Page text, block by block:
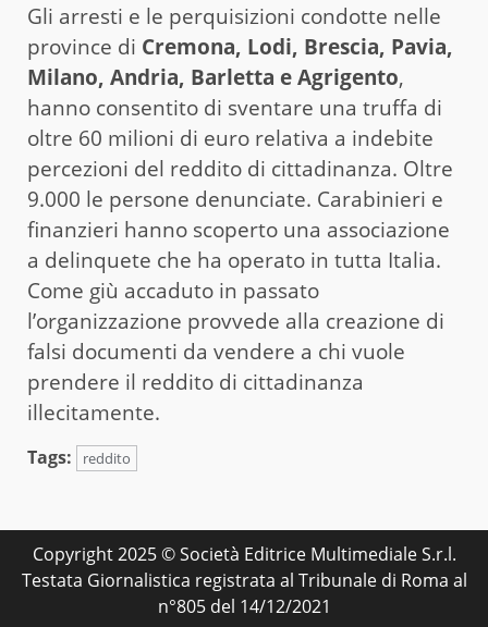
Gli arresti e le perquisizioni condotte nelle
province di Cremona, Lodi, Brescia, Pavia,
Milano, Andria, Barletta e Agrigento,
hanno consentito di sventare una truffa di
oltre 60 milioni di euro relativa a indebite
percezioni del reddito di cittadinanza. Oltre
9.000 le persone denunciate. Carabinieri e
finanzieri hanno scoperto una associazione
a delinquete che ha operato in tutta Italia.
Come giù accaduto in passato
l’organizzazione provvede alla creazione di
falsi documenti da vendere a chi vuole
prendere il reddito di cittadinanza
illecitamente.
Tags: reddito
Copyright 2025 © Società Editrice Multimediale S.r.l.
Testata Giornalistica registrata al Tribunale di Roma al
n°805 del 14/12/2021